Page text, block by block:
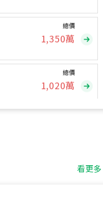
1,350萬
1,020萬
總價
看更多